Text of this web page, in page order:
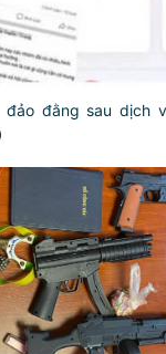
đằng sau dịch